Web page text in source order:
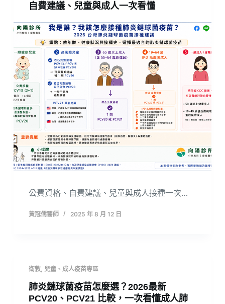
自費建議、兒童與成人一次看懂
公費資格、自費建議、兒童與成人接種一次…
黃冠儒醫師 2025 年 8 月 12 日
衛教, 兒童、成人疫苗專區
肺炎鏈球菌疫苗怎麼選？2026最新
PCV20、PCV21 比較，一次看懂成人肺